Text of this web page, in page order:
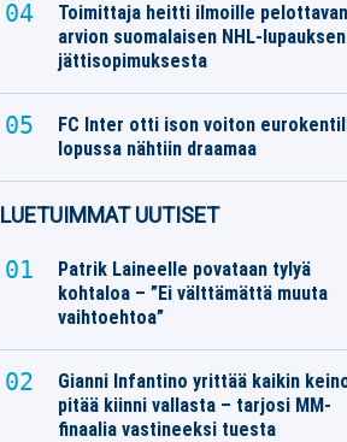
Toimittaja heitti ilmoille pelottavan
arvion suomalaisen NHL-lupauksen
jättisopimuksesta
FC Inter otti ison voiton
lopussa nähtiin draamaa
LUETUIMMAT UUTISET
Patrik Laineelle povataan tylyä
kohtaloa – ”Ei välttämättä muuta
vaihtoehtoa”
Gianni Infantino yrittää kaikin
pitää kiinni vallasta – tarjosi MM-
finaalia vastineeksi tuesta